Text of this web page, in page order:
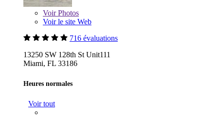
VoirPhotos
Voir le site Web
716 évaluations
13250 SW 128th St Unit111
Miami, FL 33186
Heures normales
Voir tout